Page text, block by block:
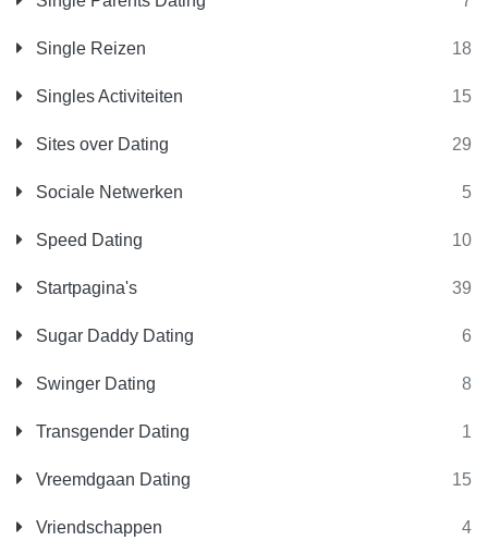
Single Reizen 18
Singles Activiteiten 15
Sites over Dating 29
Sociale Netwerken 5
Speed Dating 10
Startpagina's 39
Sugar Daddy Dating 6
Swinger Dating 8
Transgender Dating 1
Vreemdgaan Dating 15
Vriendschappen 4